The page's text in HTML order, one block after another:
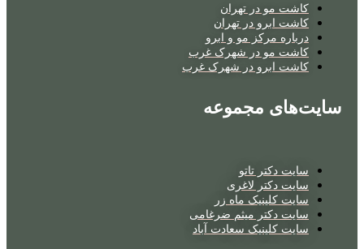
کاشت مو در تهران
کاشت ابرو در تهران
درباره مرکز مو و ابرو
کاشت مو در شهرک غرب
کاشت ابرو در شهرک غرب
سایت‌های مجموعه
سایت دکتر تاتو
سایت دکتر لاغری
سایت کلینیک ماه زر
سایت دکتر میثم ضرغامی
سایت کلینیک سعادت آباد